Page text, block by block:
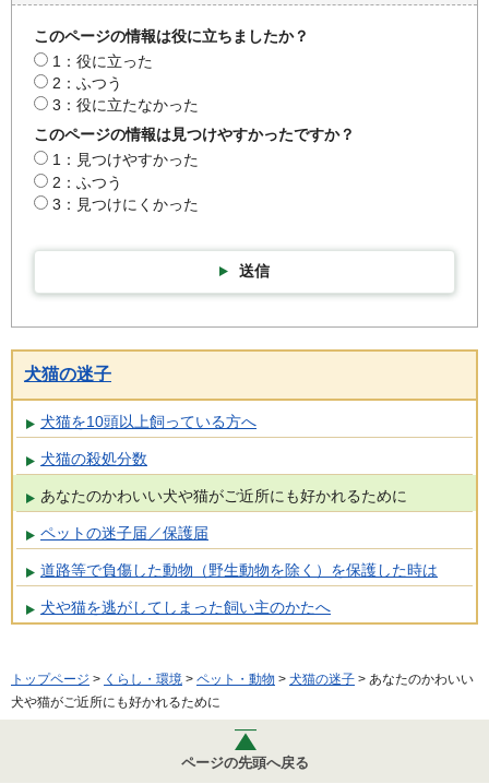
このページの情報は役に立ちましたか？
1：役に立った
2：ふつう
3：役に立たなかった
このページの情報は見つけやすかったですか？
1：見つけやすかった
2：ふつう
3：見つけにくかった
送信
犬猫の迷子
犬猫を10頭以上飼っている方へ
犬猫の殺処分数
あなたのかわいい犬や猫がご近所にも好かれるために
ペットの迷子届／保護届
道路等で負傷した動物（野生動物を除く）を保護した時は
犬や猫を逃がしてしまった飼い主のかたへ
トップページ > くらし・環境 > ペット・動物 > 犬猫の迷子 > あなたのかわいい
犬や猫がご近所にも好かれるために
ページの先頭へ戻る